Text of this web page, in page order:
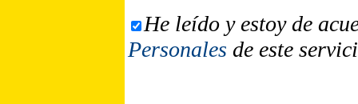
He leído y estoy de
Personales de este